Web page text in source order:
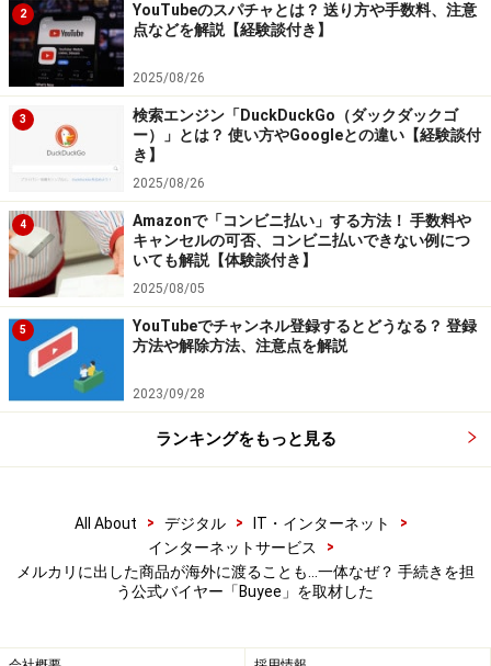
3. 出品者が商品を発送する
出品者は普段通り取引を進めれば問題ありません。商品
を梱包し、指定の住所に宛てて発送します。
4. Buyeeの倉庫に商品が届く
Buyeeの倉庫に商品が届いたら、Buyeeで商品の状態をチ
ェックします。問題がなければ、出品者に対して受取評
価を行います。出品者からの評価が終われば、取引は完
了です。
5. 海外の注文者に商品を発送する
Buyeeが注文者に宛てて商品を送ります。
■商品に関する問い合わせへの対応
Buyeeではメルカリに出品されている無数の商品の中か
ら目当てのものを探すことができますが、管理状態に注
2
YouTubeのスパチャとは？ 送り方や手数料、注意
点などを解説【経験談付き】
2025/08/26
3
検索エンジン「DuckDuckGo（ダックダックゴ
ー）」とは？ 使い方やGoogleとの違い【経験談付
き】
2025/08/26
4
Amazonで「コンビニ払い」する方法！ 手数料や
キャンセルの可否、コンビニ払いできない例につ
いても解説【体験談付き】
2025/08/05
5
YouTubeでチャンネル登録するとどうなる？ 登録
方法や解除方法、注意点を解説
2023/09/28
ランキングをもっと見る
All About > デジタル > IT・インターネット
>
インターネットサービス
>
メルカリに出した商品が海外に渡ることも…一体なぜ？ 手続きを担
う公式バイヤー「Buyee」を取材した